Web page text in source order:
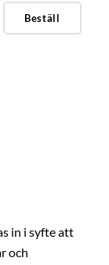
Beställ
in i syfte att
och